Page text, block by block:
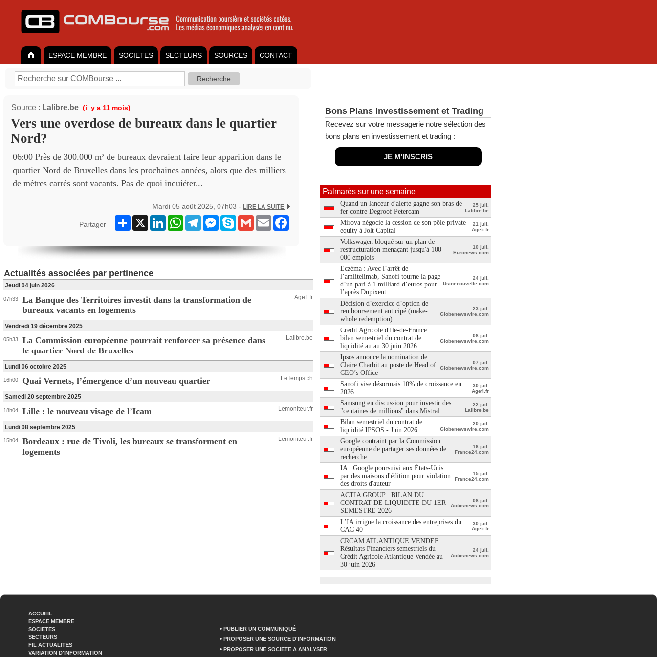
ESPACE MEMBRE SOCIETES SECTEURS SOURCES CONTACT
Source : Lalibre.be (il y a 11 mois)
Vers une overdose de bureaux dans le quartier
Nord?
06:00 Près de 300.000 m² de bureaux devraient faire leur apparition dans le
quartier Nord de Bruxelles dans les prochaines années, alors que des milliers
de mètres carrés sont vacants. Pas de quoi inquiéter...
Mardi 05 août 2025, 07h03 - LIRE LA SUITE
Partager :
Partager
X LinkedInWhatsAppTelegramMessenger
Skype Gmail Email
Actualités associées par pertinence
Jeudi 04 juin 2026
07h33
La Banque des Territoires investit dans la transformation de
bureaux vacants en logements
Agefi.fr
Vendredi 19 décembre 2025
05h33
La Commission européenne pourrait renforcer sa présence dans
le quartier Nord de Bruxelles
Lalibre.be
Lundi 06 octobre 2025
16h00 Quai Vernets, l’émergence d’un nouveau quartier LeTemps.ch
Samedi 20 septembre 2025
18h04 Lille : le nouveau visage de l’Icam Lemoniteur.fr
Lundi 08 septembre 2025
15h04
Bordeaux : rue de Tivoli, les bureaux se transforment en
logements
Lemoniteur.fr
Bons Plans Investissement et Trading
Recevez sur votre messagerie notre sélection des
bons plans en investissement et trading :
JE M'INSCRIS
Palmarès sur une semaine
Quand un lanceur d'alerte gagne son bras de
fer contre Degroof Petercam
25 juil.
Lalibre.be
Mirova négocie la cession de son pôle private
equity à Jolt Capital
21 juil.
Agefi.fr
Volkswagen bloqué sur un plan de
restructuration menaçant jusqu'à 100
000 emplois
10 juil.
Euronews.com
Eczéma : Avec l’arrêt de
l’amlitelimab, Sanofi tourne la page
d’un pari à 1 milliard d’euros pour
l’après Dupixent
24 juil.
Usinenouvelle.com
Décision d’exercice d’option de
remboursement anticipé (make-
whole redemption)
23 juil.
Globenewswire.com
Crédit Agricole d'Ile-de-France :
bilan semestriel du contrat de
liquidité au au 30 juin 2026
08 juil.
Globenewswire.com
Ipsos annonce la nomination de
Claire Charbit au poste de Head of
CEO’s Office
07 juil.
Globenewswire.com
Sanofi vise désormais 10% de croissance en
2026
30 juil.
Agefi.fr
Samsung en discussion pour investir des
"centaines de millions" dans Mistral
22 juil.
Lalibre.be
Bilan semestriel du contrat de
liquidité IPSOS - Juin 2026
20 juil.
Globenewswire.com
Google contraint par la Commission
européenne de partager ses données de
recherche
16 juil.
France24.com
IA : Google poursuivi aux États-Unis
par des maisons d'édition pour violation
des droits d'auteur
15 juil.
France24.com
ACTIA GROUP : BILAN DU
CONTRAT DE LIQUIDITE DU 1ER
SEMESTRE 2026
08 juil.
Actusnews.com
L’IA irrigue la croissance des entreprises du
CAC 40
30 juil.
Agefi.fr
CRCAM ATLANTIQUE VENDEE :
Résultats Financiers semestriels du
Crédit Agricole Atlantique Vendée au
30 juin 2026
24 juil.
Actusnews.com
ACCUEIL
ESPACE MEMBRE
SOCIETES
SECTEURS
FIL ACTUALITES
VARIATION D'INFORMATION
• PUBLIER UN COMMUNIQUÉ
• PROPOSER UNE SOURCE D'INFORMATION
• PROPOSER UNE SOCIETE A ANALYSER